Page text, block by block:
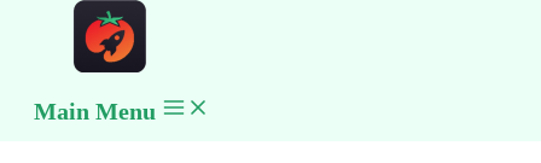
Main Menu